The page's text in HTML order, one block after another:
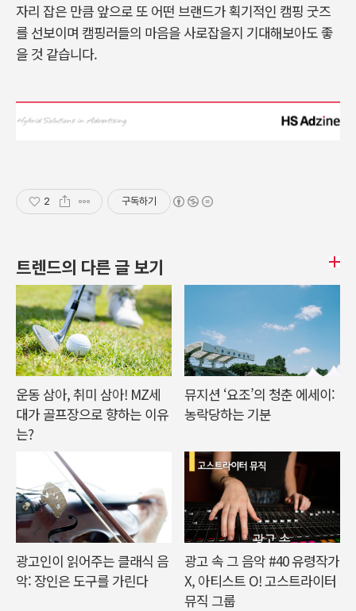
자리 잡은 만큼 앞으로 또 어떤 브랜드가 획기적인 캠핑 굿즈
를 선보이며 캠핑러들의 마음을 사로잡을지 기대해보아도 좋
을 것 같습니다.
2 구독하기
트렌드의 다른 글 보기
운동 삼아, 취미 삼아! MZ세
대가 골프장으로 향하는 이유
는?
뮤지션 ‘요조’의 청춘 에세이:
농락당하는 기분
광고인이 읽어주는 클래식 음
악: 장인은 도구를 가린다
광고 속 그 음악 #40 유령작가
X, 아티스트 O! 고스트라이터
뮤직 그룹